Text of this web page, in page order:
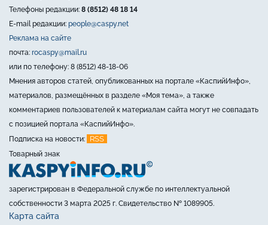
Телефоны редакции: 8 (8512) 48 18 14
E-mail редакции: people@caspy.net
Реклама на сайте
почта: rocaspy@mail.ru
или по телефону: 8 (8512) 48-18-06
Мнения авторов статей, опубликованных на портале «КаспийИнфо»,
материалов, размещённых в разделе «Моя тема», а также
комментариев пользователей к материалам сайта могут не совпадать
с позицией портала «КаспийИнфо».
Подписка на новости:
RSS
Товарный знак
зарегистрирован в Федеральной службе по интеллектуальной
собственности 3 марта 2025 г. Свидетельство № 1089905.
Карта сайта